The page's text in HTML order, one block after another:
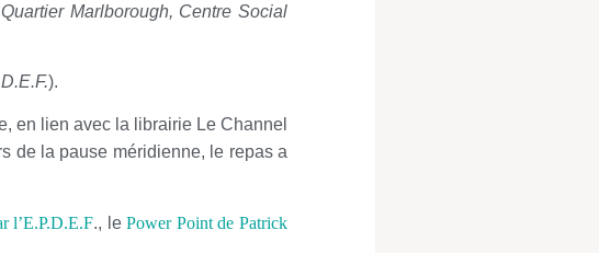
Marlborough, Centre Social
).
en lien avec la librairie Le Channel
de la pause méridienne, le repas a
l’E.P.D.E.F., lePower Point de Patrick